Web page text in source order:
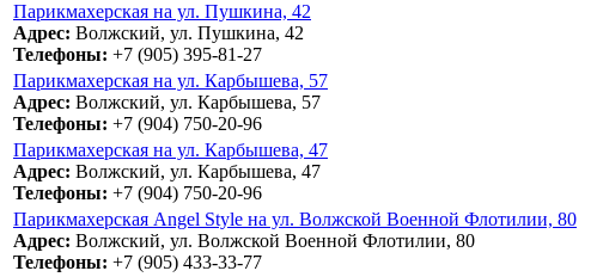
Парикмахерская на ул. Пушкина, 42
Адрес: Волжский, ул. Пушкина, 42
Телефоны: +7 (905) 395-81-27
Парикмахерская на ул. Карбышева, 57
Адрес: Волжский, ул. Карбышева, 57
Телефоны: +7 (904) 750-20-96
Парикмахерская на ул. Карбышева, 47
Адрес: Волжский, ул. Карбышева, 47
Телефоны: +7 (904) 750-20-96
Парикмахерская Angel Style на ул. Волжской Военной Флотилии, 80
Адрес: Волжский, ул. Волжской Военной Флотилии, 80
Телефоны: +7 (905) 433-33-77